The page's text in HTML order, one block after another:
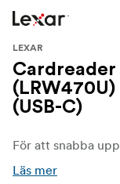
LEXAR
Cardreader
(USB-C)
Läs mer